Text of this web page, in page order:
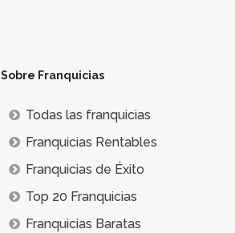
Sobre Franquicias
Todas las franquicias
Franquicias Rentables
Franquicias de Éxito
Top 20 Franquicias
Franquicias Baratas